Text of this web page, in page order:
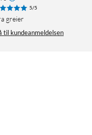
5/5
greier
til kundeanmeldelsen